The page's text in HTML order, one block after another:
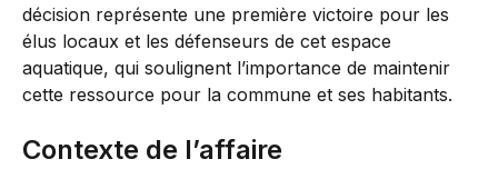
décision représente une première victoire pour les
élus locaux et les défenseurs de cet espace
aquatique, qui soulignent l’importance de maintenir
cette ressource pour la commune et ses habitants.
Contexte de l’affaire